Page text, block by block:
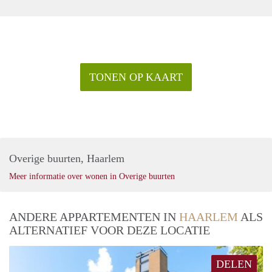
TONEN OP KAART
Overige buurten, Haarlem
Meer informatie over wonen in Overige buurten
ANDERE APPARTEMENTEN IN HAARLEM ALS
ALTERNATIEF VOOR DEZE LOCATIE
DELEN